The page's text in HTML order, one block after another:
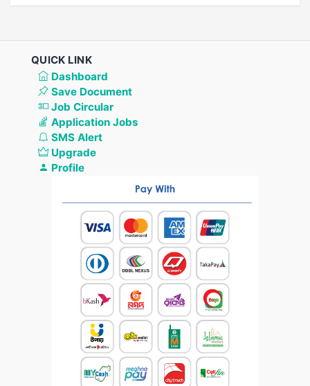
QUICK LINK
Dashboard
Save Document
Job Circular
Application Jobs
SMS Alert
Upgrade
Profile